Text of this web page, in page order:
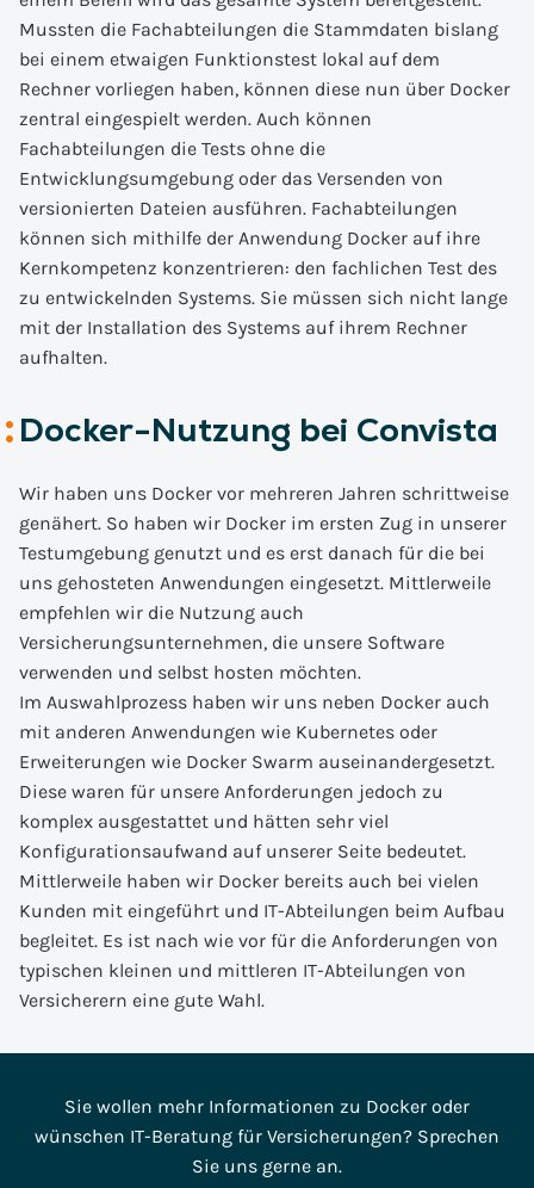
Mussten die Fachabteilungen die Stammdaten bislang
bei einem etwaigen Funktionstest lokal auf dem
Rechner vorliegen haben, können diese nun über Docker
zentral eingespielt werden. Auch können
Fachabteilungen die Tests ohne die
Entwicklungsumgebung oder das Versenden von
versionierten Dateien ausführen. Fachabteilungen
können sich mithilfe der Anwendung Docker auf ihre
Kernkompetenz konzentrieren: den fachlichen Test des
zu entwickelnden Systems. Sie müssen sich nicht lange
mit der Installation des Systems auf ihrem Rechner
aufhalten.
Docker-Nutzung bei Convista
Wir haben uns Docker vor mehreren Jahren schrittweise
genähert. So haben wir Docker im ersten Zug in unserer
Testumgebung genutzt und es erst danach für die bei
uns gehosteten Anwendungen eingesetzt. Mittlerweile
empfehlen wir die Nutzung auch
Versicherungsunternehmen, die unsere Software
verwenden und selbst hosten möchten.
Im Auswahlprozess haben wir uns neben Docker auch
mit anderen Anwendungen wie Kubernetes oder
Erweiterungen wie Docker Swarm auseinandergesetzt.
Diese waren für unsere Anforderungen jedoch zu
komplex ausgestattet und hätten sehr viel
Konfigurationsaufwand auf unserer Seite bedeutet.
Mittlerweile haben wir Docker bereits auch bei vielen
Kunden mit eingeführt und IT-Abteilungen beim Aufbau
begleitet. Es ist nach wie vor für die Anforderungen von
typischen kleinen und mittleren IT-Abteilungen von
Versicherern eine gute Wahl.
Sie wollen mehr Informationen zu Docker oder
wünschen IT-Beratung für Versicherungen? Sprechen
Sie uns gerne an.